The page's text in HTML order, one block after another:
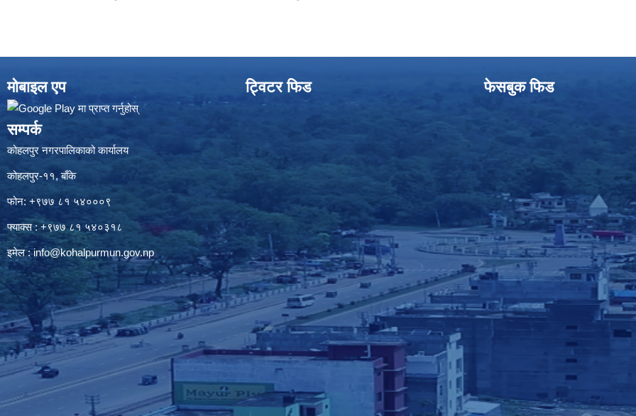
मोबाइल एप
सम्पर्क
कोहलपुर नगरपालिकाको कार्यालय
कोहलपुर-११, बाँके
फोन: +९७७ ८१ ५४०००९
फ्याक्स : +९७७ ८१ ५४०३१८
इमेल :info@kohalpurmun.gov.np
ट्विटर फिड फेसबुक फिड